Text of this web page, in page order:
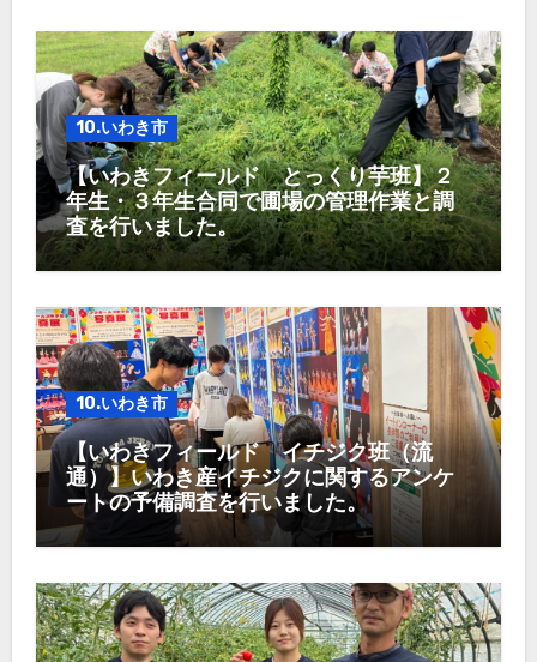
10.いわき市
【いわきフィールド とっくり芋班】２
年生・３年生合同で圃場の管理作業と調
査を行いました。
10.いわき市
【いわきフィールド イチジク班（流
通）】いわき産イチジクに関するアンケ
ートの予備調査を行いました。